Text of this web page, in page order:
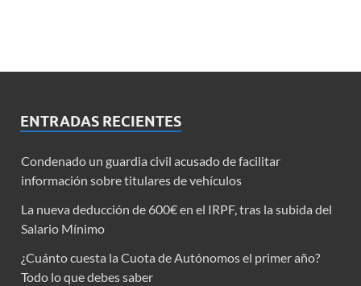
ENTRADAS RECIENTES
Condenado un guardia civil acusado de facilitar
información sobre titulares de vehículos
La nueva deducción de 600€ en el IRPF, tras la subida del
Salario Mínimo
¿Cuánto cuesta la Cuota de Autónomos el primer año?
Todo lo que debes saber